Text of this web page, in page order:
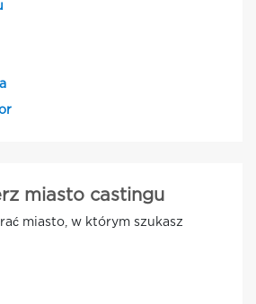
miasto castingu
miasto, w którym szukasz